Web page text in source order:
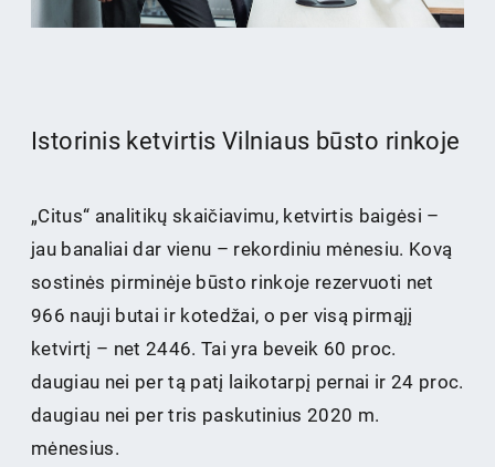
Istorinis ketvirtis Vilniaus būsto rinkoje
„Citus“ analitikų skaičiavimu, ketvirtis baigėsi –
jau banaliai dar vienu – rekordiniu mėnesiu. Kovą
sostinės pirminėje būsto rinkoje rezervuoti net
966 nauji butai ir kotedžai, o per visą pirmąjį
ketvirtį – net 2446. Tai yra beveik 60 proc.
daugiau nei per tą patį laikotarpį pernai ir 24 proc.
daugiau nei per tris paskutinius 2020 m.
mėnesius.